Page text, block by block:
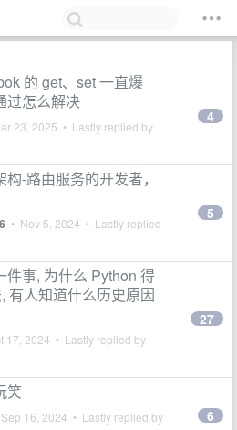
的 get、set 一直爆
过怎么解决
23, 2025 • Lastly replied by
4
-路由服务的开发者，
• Nov 5, 2024 • Lastly replied
5
件事, 为什么 Python 得
有人知道什么历史原因
17, 2024 • Lastly replied by
27
笑
Sep 16, 2024 • Lastly replied by 6